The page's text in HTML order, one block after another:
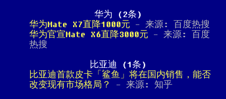
华为 (2条)
华为Mate X7直降1000元 - 来源: 百度热搜
华为官宣Mate X6直降3000元 - 来源: 百度
热搜
比亚迪 (1条)
比亚迪首款皮卡「鲨鱼」将在国内销售，能否
改变现有市场格局？
- 来源: 知乎